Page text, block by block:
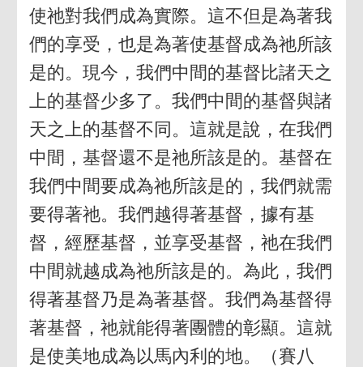
使祂對我們成為實際。這不但是為著我
們的享受，也是為著使基督成為祂所該
是的。現今，我們中間的基督比諸天之
上的基督少多了。我們中間的基督與諸
天之上的基督不同。這就是說，在我們
中間，基督還不是祂所該是的。基督在
我們中間要成為祂所該是的，我們就需
要得著祂。我們越得著基督，據有基
督，經歷基督，並享受基督，祂在我們
中間就越成為祂所該是的。為此，我們
得著基督乃是為著基督。我們為基督得
著基督，祂就能得著團體的彰顯。這就
是使美地成為以馬內利的地。（賽八